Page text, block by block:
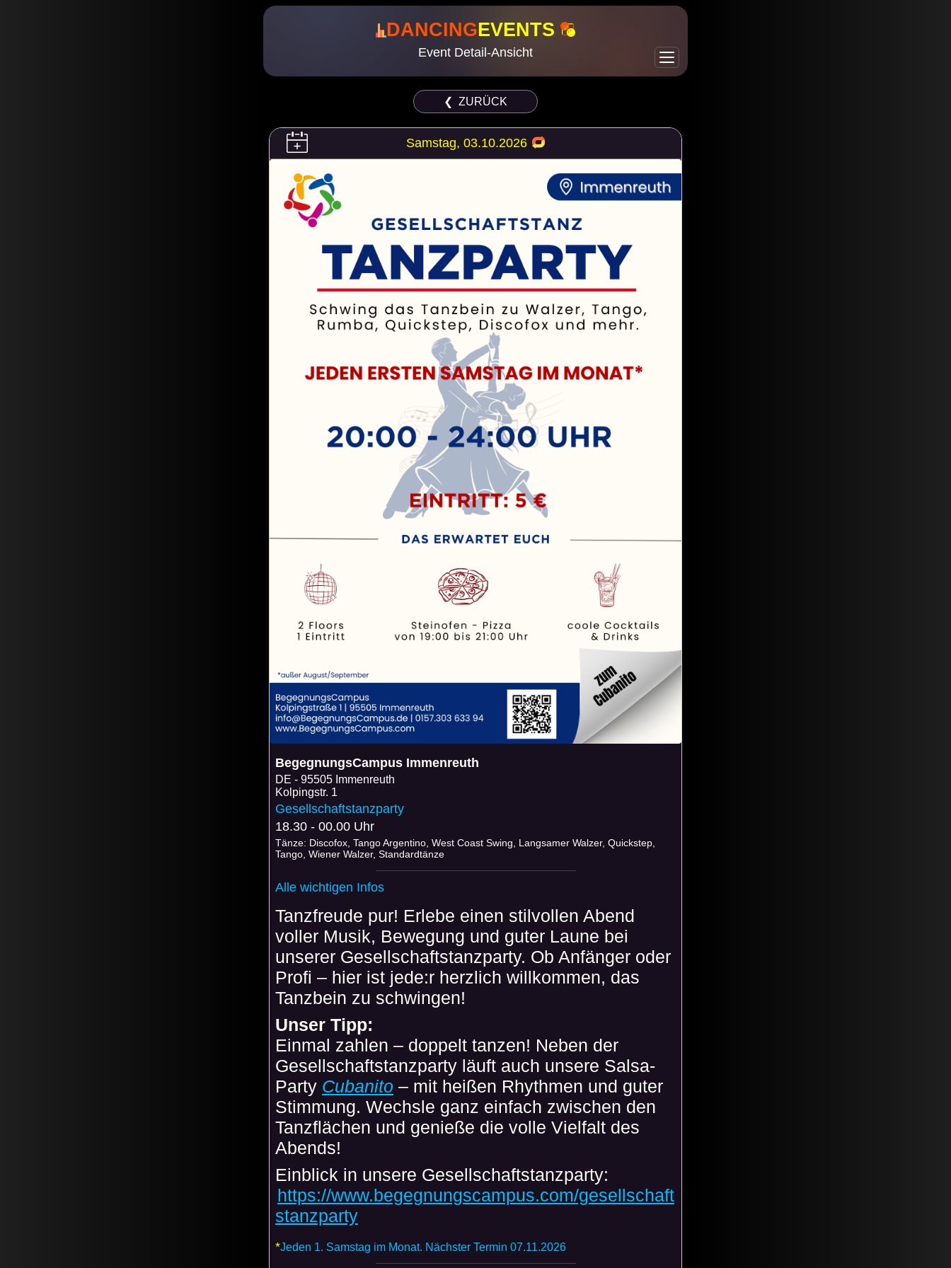
DANCINGEVENTS
Event Detail-Ansicht
❮ ZURÜCK
Samstag, 03.10.2026
BegegnungsCampus Immenreuth
DE
95505 Immenreuth
Kolpingstr. 1
Gesellschaftstanzparty
18.30 - 00.00 Uhr
Tänze: Discofox, Tango Argentino, West Coast Swing, Langsamer Walzer, Quickstep,
Tango, Wiener Walzer, Standardtänze
Alle wichtigen Infos
Tanzfreude pur! Erlebe einen stilvollen Abend
voller Musik, Bewegung und guter Laune bei
unserer Gesellschaftstanzparty. Ob Anfänger oder
Profi – hier ist jede:r herzlich willkommen, das
Tanzbein zu schwingen!
Unser Tipp:
Einmal zahlen – doppelt tanzen! Neben der
Gesellschaftstanzparty läuft auch unsere Salsa-
Party Cubanito – mit heißen Rhythmen und guter
Stimmung. Wechsle ganz einfach zwischen den
Tanzflächen und genieße die volle Vielfalt des
Abends!
Einblick in unsere Gesellschaftstanzparty:
https://www.begegnungscampus.com/gesellschaft
stanzparty
*Jeden 1. Samstag im Monat. Nächster Termin 07.11.2026